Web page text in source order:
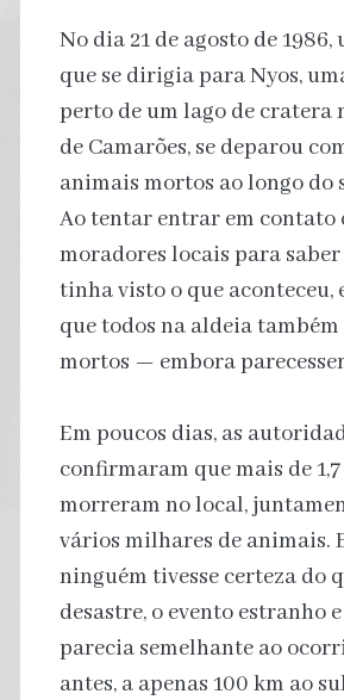
No dia 21 de agosto de 1986,
que se dirigia para Nyos,
perto de um lago de cratera
de Camarões, se deparou
animais mortos ao longo do
Ao tentar entrar em contato
moradores locais para saber
tinha visto o que aconteceu,
que todos na aldeia também
mortos — embora
Em poucos dias, as
confirmaram que mais de
morreram no local,
vários milhares de animais.
ninguém tivesse certeza do
desastre, o evento estranho
parecia semelhante ao
antes, a apenas 100 km ao